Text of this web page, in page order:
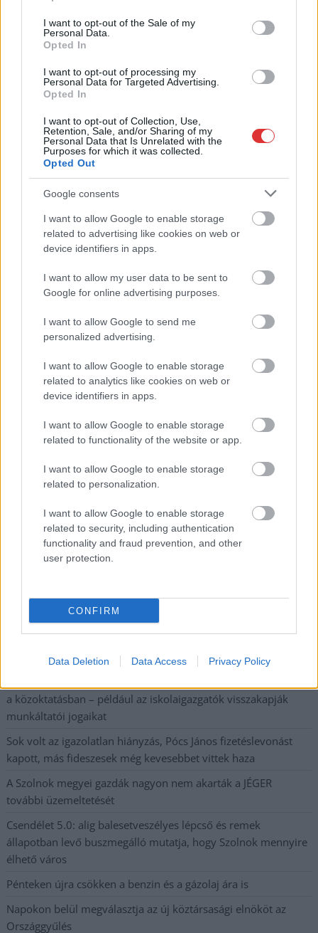
use your data for below specified purposes in below Google
consent section.
I want to opt-out of the Sale of my
Personal Data.
Opted In
I want to opt-out of processing my
Personal Data for Targeted Advertising.
Opted In
I want to opt-out of Collection, Use,
Retention, Sale, and/or Sharing of my
Personal Data that Is Unrelated with the
Purposes for which it was collected.
Opted Out
Google consents
I want to allow Google to enable storage
related to advertising like cookies on web or
device identifiers in apps.
I want to allow my user data to be sent to
Google for online advertising purposes.
I want to allow Google to send me
personalized advertising.
I want to allow Google to enable storage
related to analytics like cookies on web or
device identifiers in apps.
I want to allow Google to enable storage
related to functionality of the website or app.
I want to allow Google to enable storage
related to personalization.
I want to allow Google to enable storage
related to security, including authentication
functionality and fraud prevention, and other
user protection.
CONFIRM
Data Deletion Data Access Privacy Policy
2026.08.06. Horváth Zsolt
A polgármester a szolnoki cégekhez fordult: több
száz elbocsátott dolgozón segítene
Munkalehetőséget kér a térség vállalkozásaitól Szolnok
polgármestere. A tószegi kerékpárgyár bezárása után
közzétett felhívásának célja, hogy...
Hírlevél feliratkozás
Adja meg keresztnevét:
Adja
meg e-mail címét:
Nem szeretne lemaradni semmiről? Csak egy kattintás, és hírlevelünk a
a közoktatásban – például az iskolaigazgatók visszakapják
munkáltatói jogaikat
Sok volt az igazolatlan hiányzás, Pócs János fizetéslevonást
kapott, más fideszesek még kevesebbet vittek haza
A Szolnok megyei gazdák nagyon nem akarták a JÉGER
további üzemeltetését
Csendélet 5.0: alig balesetveszélyes lépcső és remek
állapotban levő buszmegálló mutatja, hogy Szolnok mennyire
élhető város
Pénteken újra csökken a benzin és a gázolaj ára is
Napokon belül megválasztja az új köztársasági elnököt az
Országgyűlés